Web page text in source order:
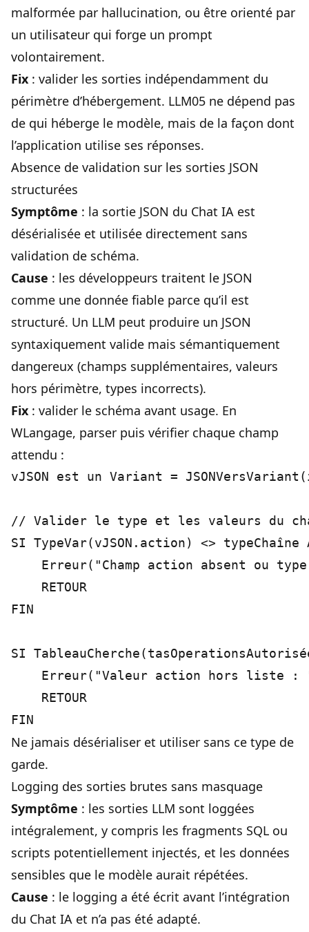
malformée par hallucination, ou être orienté par
un utilisateur qui forge un prompt
volontairement.
Fix : valider les sorties indépendamment du
périmètre d’hébergement. LLM05 ne dépend pas
de qui héberge le modèle, mais de la façon dont
l’application utilise ses réponses.
Absence de validation sur les sorties JSON
structurées
Symptôme : la sortie JSON du Chat IA est
désérialisée et utilisée directement sans
validation de schéma.
Cause : les développeurs traitent le JSON
comme une donnée fiable parce qu’il est
structuré. Un LLM peut produire un JSON
syntaxiquement valide mais sémantiquement
dangereux (champs supplémentaires, valeurs
hors périmètre, types incorrects).
Fix : valider le schéma avant usage. En
WLangage, parser puis vérifier chaque champ
attendu :
vJSON est un Variant =
// Valider le type et les valeurs du
SI TypeVar(vJSON.action) <> typeChaîne
Erreur("Champ action absent ou
    RETOUR
FIN
SI
Erreur("Valeur action hors liste :
    RETOUR
Ne jamais désérialiser et utiliser sans ce type de
garde.
Logging des sorties brutes sans masquage
Symptôme : les sorties LLM sont loggées
intégralement, y compris les fragments SQL ou
scripts potentiellement injectés, et les données
sensibles que le modèle aurait répétées.
Cause : le logging a été écrit avant l’intégration
du Chat IA et n’a pas été adapté.